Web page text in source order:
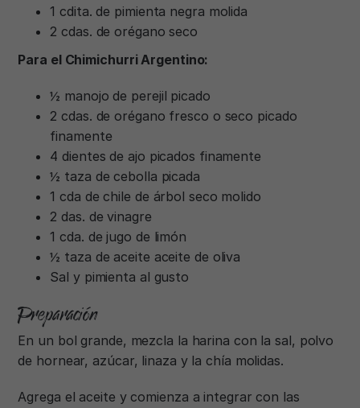
1 cdita. de pimienta negra molida
2 cdas. de orégano seco
Para el Chimichurri Argentino:
½ manojo de perejil picado
2 cdas. de orégano fresco o seco picado
finamente
4 dientes de ajo picados finamente
½ taza de cebolla picada
1 cda de chile de árbol seco molido
2 das. de vinagre
1 cda. de jugo de limón
½ taza de aceite aceite de oliva
Sal y pimienta al gusto
Preparación
En un bol grande, mezcla la harina con la sal, polvo
de hornear, azúcar, linaza y la chía molidas.
Agrega el aceite y comienza a integrar con las